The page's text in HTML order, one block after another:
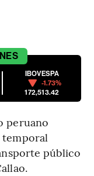
IBOVESPA
-1.73%
172,513.42
peruano
temporal
público